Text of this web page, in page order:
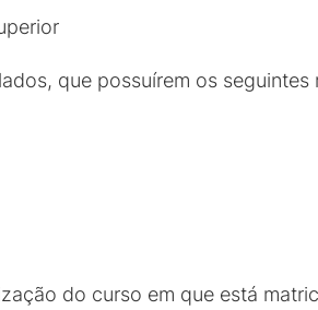
que possuírem os seguintes
do curso em que está